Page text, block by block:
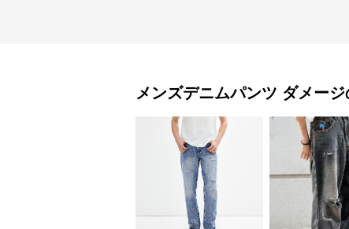
メンズデニムパンツ ダメージ